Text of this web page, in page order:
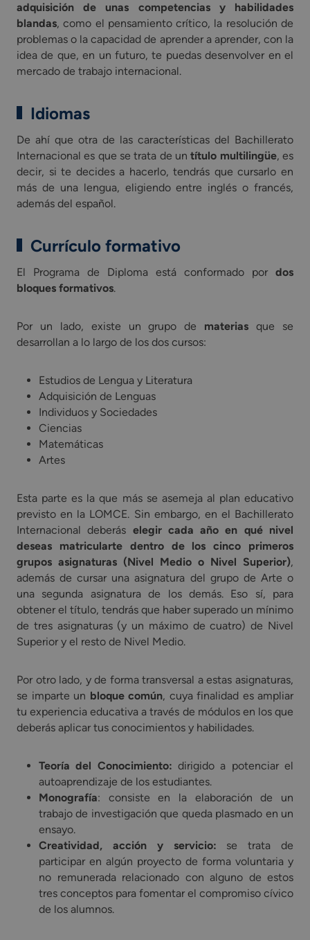
adquisición de unas competencias y habilidades
blandas, como el pensamiento crítico, la resolución de
problemas o la capacidad de aprender a aprender, con la
idea de que, en un futuro, te puedas desenvolver en el
mercado de trabajo internacional.
Idiomas
De ahí que otra de las características del Bachillerato
Internacional es que se trata de untítulo multilingüe, es
decir, si te decides a hacerlo, tendrás que cursarlo en
más de una lengua, eligiendo entre inglés o francés,
además del español.
Currículo formativo
El Programa de Diploma está conformado por dos
bloques formativos.
Por un lado, existe un grupo de materiasque se
desarrollan a lo largo de los dos cursos:
Estudios de Lengua y Literatura
Adquisición de Lenguas
Individuos y Sociedades
Ciencias
Matemáticas
Artes
Esta parte es la que más se asemeja al plan educativo
previsto en la LOMCE. Sin embargo, en el Bachillerato
Internacional deberás elegir cada año en qué nivel
deseas matricularte dentro de los cinco primeros
grupos asignaturas (Nivel Medio o Nivel Superior),
además de cursar una asignatura del grupo de Arte o
una segunda asignatura de los demás. Eso sí, para
obtener el título, tendrás que haber superado un mínimo
de tres asignaturas (y un máximo de cuatro) de Nivel
Superior y el resto de Nivel Medio.
Por otro lado, y de forma transversal a estas asignaturas,
se imparte un bloque común, cuya finalidad es ampliar
tu experiencia educativa a través de módulos en los que
deberás aplicar tus conocimientos y habilidades.
Teoría del Conocimiento: dirigido a potenciar el
autoaprendizaje de los estudiantes.
Monografía: consiste en la elaboración de un
trabajo de investigación que queda plasmado en un
ensayo.
Creatividad, acción y servicio: se trata de
participar en algún proyecto de forma voluntaria y
no remunerada relacionado con alguno de estos
tres conceptos para fomentar el compromiso cívico
de los alumnos.